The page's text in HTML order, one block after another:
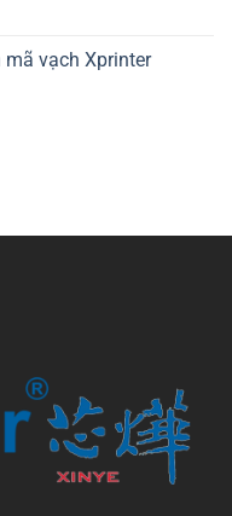
vạch Xprinter